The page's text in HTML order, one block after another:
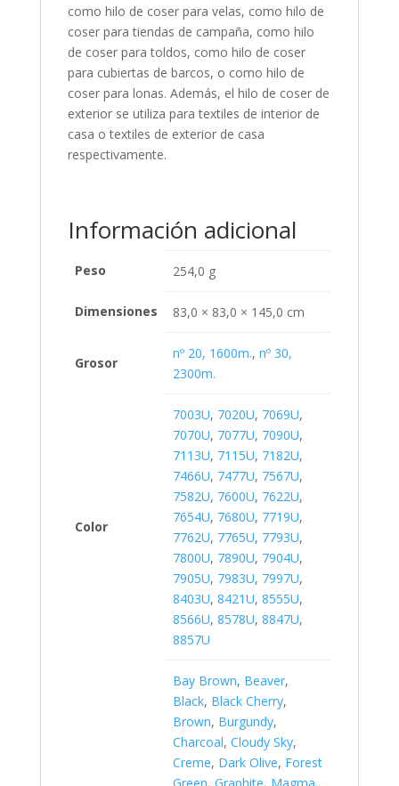
como hilo de coser para velas, como hilo de
coser para tiendas de campaña, como hilo
de coser para toldos, como hilo de coser
para cubiertas de barcos, o como hilo de
coser para lonas. Además, el hilo de coser de
exterior se utiliza para textiles de interior de
casa o textiles de exterior de casa
respectivamente.
Información adicional
Peso 254,0 g
Dimensiones 83,0 × 83,0 × 145,0 cm
Grosor
nº 20, 1600m., nº 30,
2300m.
Color
7003U, 7020U, 7069U,
7070U, 7077U, 7090U,
7113U, 7115U, 7182U,
7466U, 7477U, 7567U,
7582U, 7600U, 7622U,
7654U, 7680U, 7719U,
7762U, 7765U, 7793U,
7800U, 7890U, 7904U,
7905U, 7983U, 7997U,
8403U, 8421U, 8555U,
8566U, 8578U, 8847U,
8857U
Bay Brown, Beaver,
Black, Black Cherry,
Brown, Burgundy,
Charcoal, Cloudy Sky,
Creme, Dark Olive, Forest